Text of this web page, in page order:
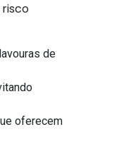
de
oferecem